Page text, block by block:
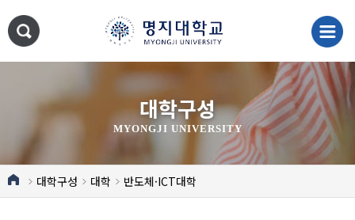
대학구성
MYONGJI UNIVERSITY
대학구성 대학 반도체·ICT대학